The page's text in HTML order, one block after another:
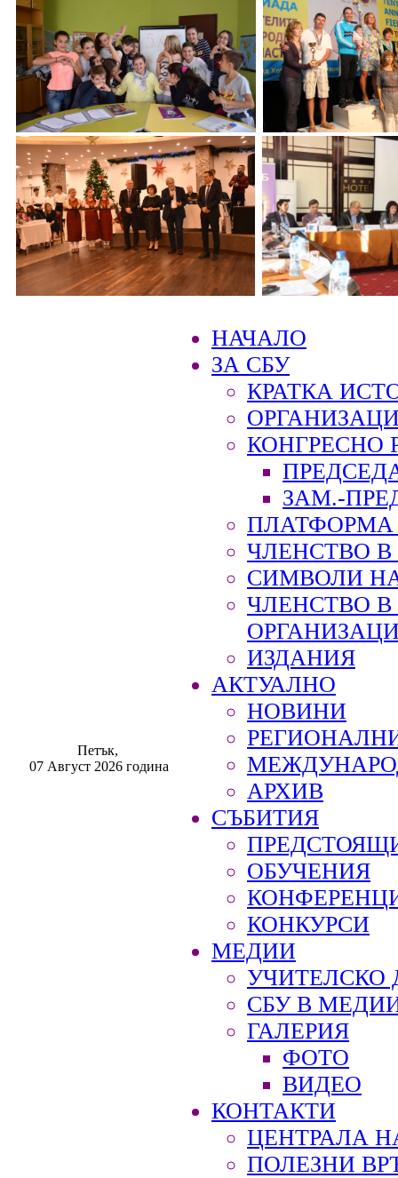
Петък,
07 Август 2026 година
НАЧАЛО
ЗА СБУ
КРАТКА
КОНГРЕСНО
ЗАМ.-
ПЛАТФОРМА
ЧЛЕНСТВО В
СИМВОЛИ
ЧЛЕНСТВО
ИЗДАНИЯ
АКТУАЛНО
НОВИНИ
АРХИВ
СЪБИТИЯ
ОБУЧЕНИЯ
КОНКУРСИ
МЕДИИ
УЧИТЕЛСКО
СБУ В
ГАЛЕРИЯ
ФОТО
ВИДЕО
КОНТАКТИ
ЦЕНТРАЛА
ПОЛЕЗНИ